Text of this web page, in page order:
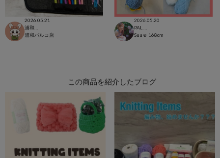
2026.05.21
浦和パルコ店
2026.05.20
Suu☺︎ 168cm
この商品を紹介したブログ